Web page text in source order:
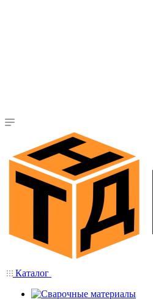
Каталог